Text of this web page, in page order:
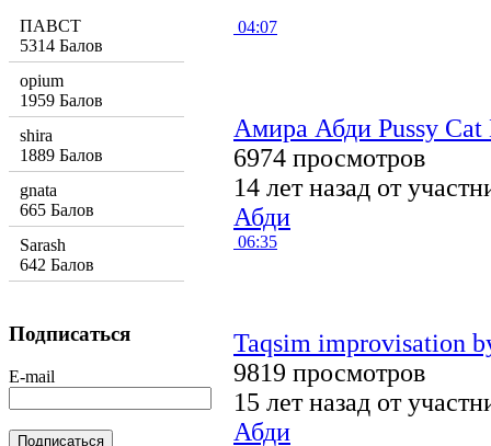
04:07
Aмира Абди Pussy
6974 просмотров
14 лет назад от
Абди
06:35
Taqsim improvisation
9819 просмотров
15 лет назад от
Абди
ПАВСТ
5314 Балов
opium
1959 Балов
shira
1889 Балов
gnata
665 Балов
Sarash
642 Балов
Подписаться
E-mail